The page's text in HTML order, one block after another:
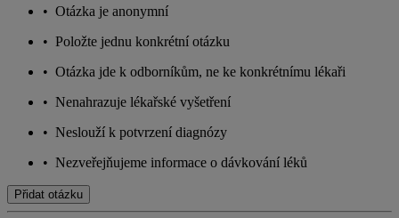
• Otázka je anonymní
• Položte jednu konkrétní otázku
• Otázka jde k odborníkům, ne ke konkrétnímu lékaři
• Nenahrazuje lékařské vyšetření
• Neslouží k potvrzení diagnózy
• Nezveřejňujeme informace o dávkování léků
Přidat otázku